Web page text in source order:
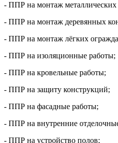
- ППР на монтаж металлических
- ППР на монтаж деревянных
- ППР на монтаж лёгких
- ППР на изоляционные работы;
- ППР на кровельные работы;
- ППР на защиту конструкций;
- ППР на фасадные работы;
- ППР на внутренние
- ППР на устройство полов;